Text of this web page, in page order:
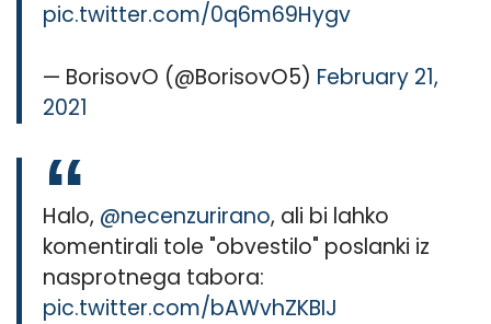
pic.twitter.com/0q6m69Hygv
— BorisovO (@BorisovO5) February 21,
2021
Halo, @necenzurirano, ali bi lahko
komentirali tole "obvestilo" poslanki iz
nasprotnega tabora:
pic.twitter.com/bAWvhZKBIJ